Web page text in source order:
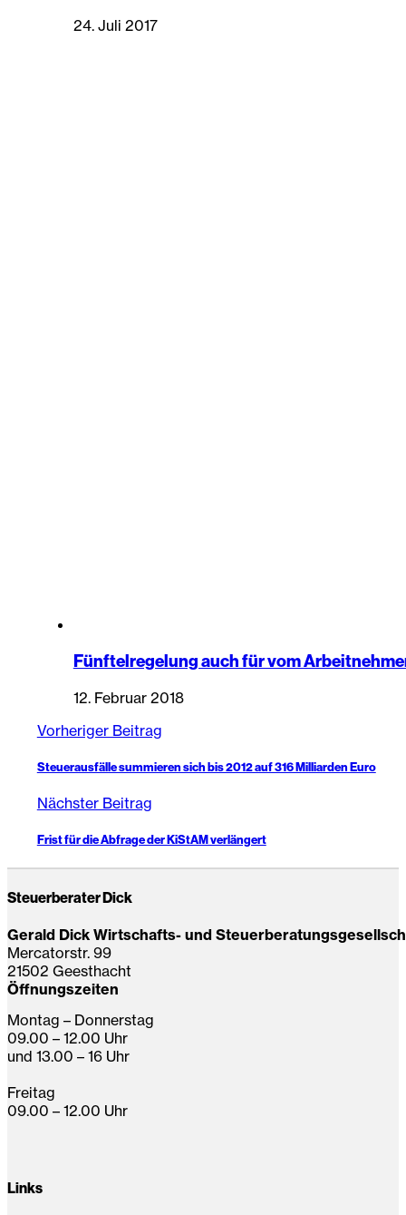
24. Juli 2017
Fünftelregelung auch für vom
12. Februar 2018
Vorheriger Beitrag
Steuerausfälle summieren sich bis 2012 auf 316 Milliarden Euro
Nächster Beitrag
Frist für die Abfrage der KiStAM verlängert
Steuerberater Dick
Gerald Dick Wirtschafts- und
Mercatorstr. 99
21502 Geesthacht
Öffnungszeiten
Montag – Donnerstag
09.00 – 12.00 Uhr
und 13.00 – 16 Uhr
Freitag
09.00 – 12.00 Uhr
Links